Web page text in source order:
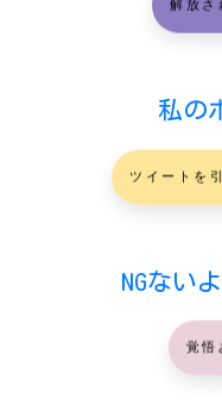
私の
ツイートを
NGない
覚悟